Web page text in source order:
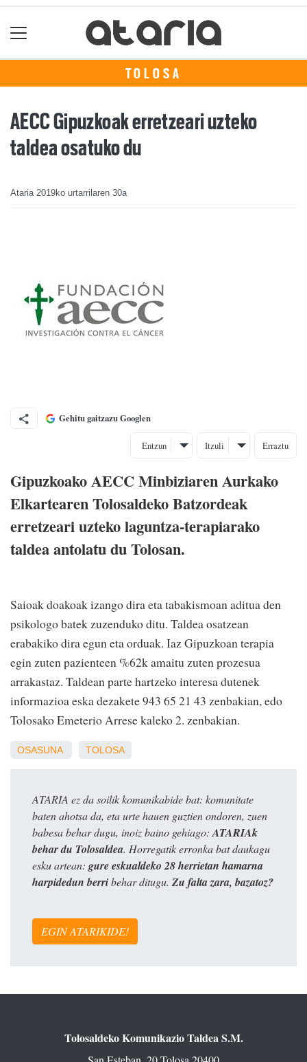
TOLOSA
AECC Gipuzkoak erretzeari uzteko
taldea osatuko du
Ataria 2019ko urtarrilaren 30a
Gehitu gaitzazu Googlen
Entzun Itzuli Erraztu
Gipuzkoako AECC Minbiziaren Aurkako
Elkartearen Tolosaldeko Batzordeak
erretzeari uzteko laguntza-terapiarako
taldea antolatu du Tolosan.
Saioak doakoak izango dira eta tabakismoan aditua den
psikologo batek zuzenduko ditu. Taldea osatzean
erabakiko dira egun eta orduak. Iaz Gipuzkoan terapia
egin zuten pazienteen %62k amaitu zuten prozesua
arrakastaz. Taldean parte hartzeko interesa dutenek
informazioa eska dezakete 943 65 21 43 zenbakian, edo
Tolosako Emeterio Arrese kaleko 2. zenbakian.
OSASUNA TOLOSA
ATARIA ez da soilik komunikabide bat: komunitate
baten ahotsa da, eta urte hauen guztien ondoren, zuen
babesa behar dugu, inoiz baino gehiago: ATARIAk
behar du Tolosaldea. Horregatik erronka bat daukagu
esku artean: gure eskualdeko 28 herrietan hamarna
harpidedun berribehar ditugu. Zu falta zara, bazatoz?
EGIN ATARIKIDE!
Tolosaldeko Komunikazio Taldea S.M.